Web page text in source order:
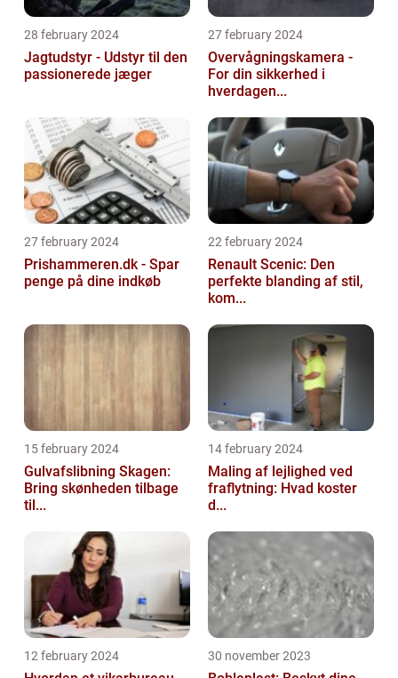
28 february 2024
Jagtudstyr - Udstyr til den
passionerede jæger
27 february 2024
Overvågningskamera -
For din sikkerhed i
hverdagen...
27 february 2024
Prishammeren.dk - Spar
penge på dine indkøb
22 february 2024
Renault Scenic: Den
perfekte blanding af stil,
kom...
15 february 2024
Gulvafslibning Skagen:
Bring skønheden tilbage
til...
14 february 2024
Maling af lejlighed ved
fraflytning: Hvad koster
d...
12 february 2024 30 november 2023